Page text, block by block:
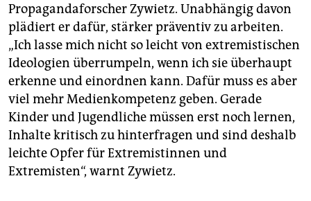
Propagandaforscher Zywietz. Unabhängig davon
plädiert er dafür, stärker präventiv zu arbeiten.
„Ich lasse mich nicht so leicht von extremistischen
Ideologien überrumpeln, wenn ich sie überhaupt
erkenne und einordnen kann. Dafür muss es aber
viel mehr Medienkompetenz geben. Gerade
Kinder und Jugendliche müssen erst noch lernen,
Inhalte kritisch zu hinterfragen und sind deshalb
leichte Opfer für Extremistinnen und
Extremisten“, warnt Zywietz.